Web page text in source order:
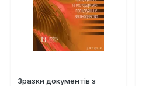
Зразки документів з